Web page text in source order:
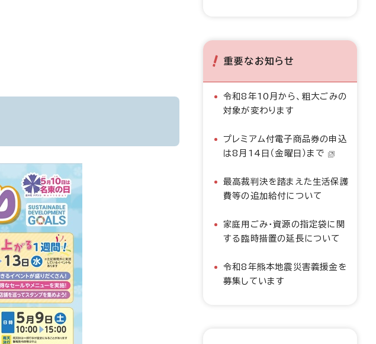
重要なお知らせ
令和8年10月から、粗大ごみの
対象が変わります
プレミアム付電子商品券の申込
は8月14日（金曜日）まで
最高裁判決を踏まえた生活保護
費等の追加給付について
家庭用ごみ・資源の指定袋に関
する臨時措置の延長について
令和8年熊本地震災害義援金を
募集しています